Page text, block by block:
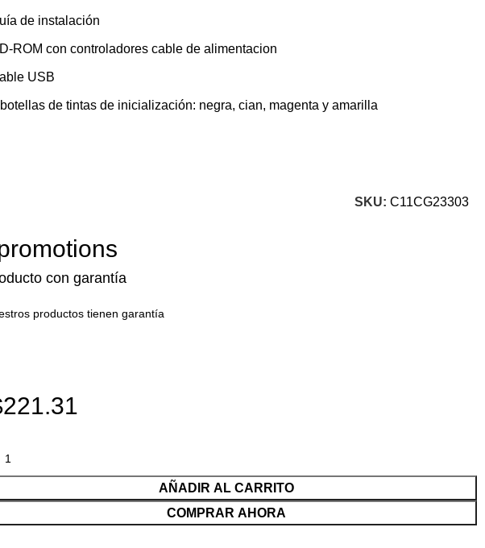
de instalación
ROM con controladores cable de alimentacion
USB
de tintas de inicialización: negra, cian, magenta y amarilla
SKU: C11CG23303
con garantía
productos tienen garantía
AÑADIR AL CARRITO
COMPRAR AHORA